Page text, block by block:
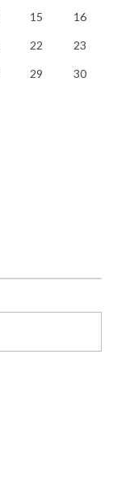
15 16
22 23
29 30